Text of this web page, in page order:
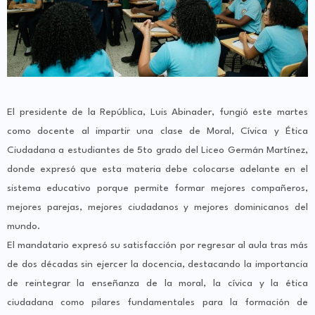
El presidente de la República, Luis Abinader, fungió este martes
como docente al impartir una clase de Moral, Cívica y Ética
Ciudadana a estudiantes de 5to grado del Liceo Germán Martínez,
donde expresó que esta materia debe colocarse adelante en el
sistema educativo porque permite formar mejores compañeros,
mejores parejas, mejores ciudadanos y mejores dominicanos del
mundo.
El mandatario expresó su satisfacción por regresar al aula tras más
de dos décadas sin ejercer la docencia, destacando la importancia
de reintegrar la enseñanza de la moral, la cívica y la ética
ciudadana como pilares fundamentales para la formación de